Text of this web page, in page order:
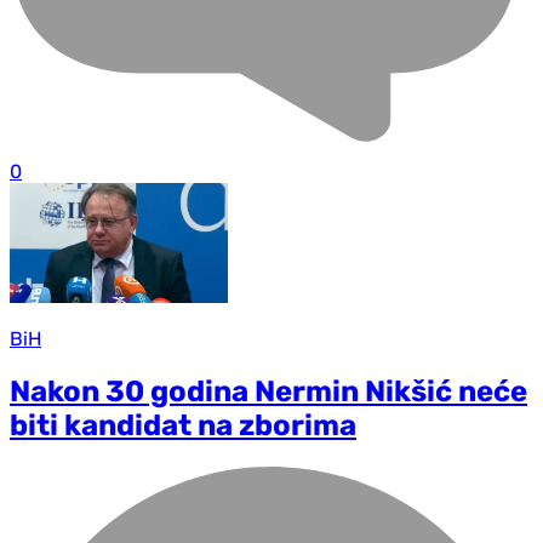
0
BiH
Nakon 30 godina Nermin Nikšić neće
biti kandidat na zborima